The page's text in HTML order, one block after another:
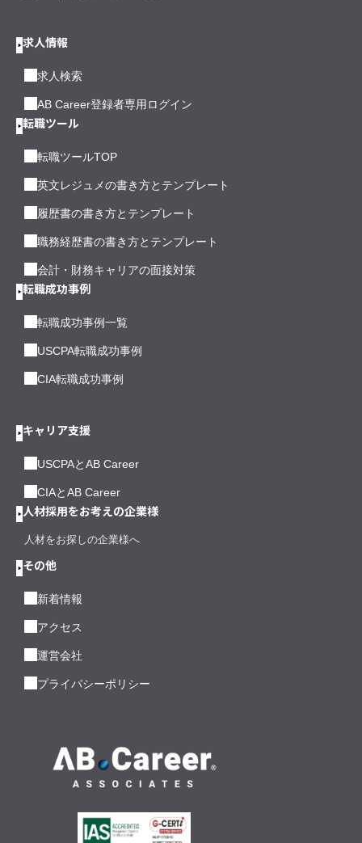
求人情報
求人検索
AB Career登録者専用ログイン
転職ツール
転職ツールTOP
英文レジュメの書き方とテンプレート
履歴書の書き方とテンプレート
職務経歴書の書き方とテンプレート
会計・財務キャリアの面接対策
転職成功事例
転職成功事例一覧
USCPA転職成功事例
CIA転職成功事例
キャリア支援
USCPAとAB Career
CIAとAB Career
人材採用をお考えの企業様
人材をお探しの企業様へ
その他
新着情報
アクセス
運営会社
プライバシーポリシー